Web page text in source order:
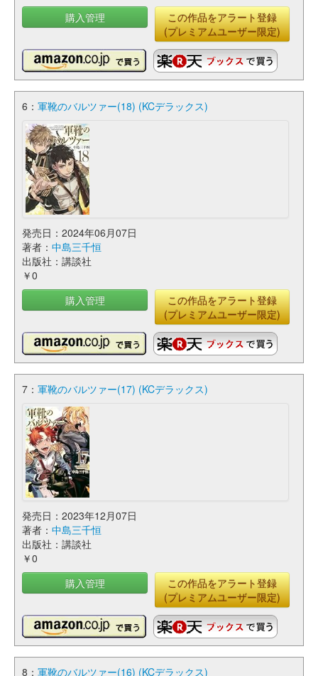
購入管理
この作品をアラート登録
(プレミアムユーザー限定)
6： 軍靴のバルツァー(18) (KCデラックス)
発売日：2024年06月07日
著者： 中島三千恒
出版社：講談社
￥0
購入管理
この作品をアラート登録
(プレミアムユーザー限定)
7： 軍靴のバルツァー(17) (KCデラックス)
発売日：2023年12月07日
著者： 中島三千恒
出版社：講談社
￥0
購入管理
この作品をアラート登録
(プレミアムユーザー限定)
8： 軍靴のバルツァー(16) (KCデラックス)